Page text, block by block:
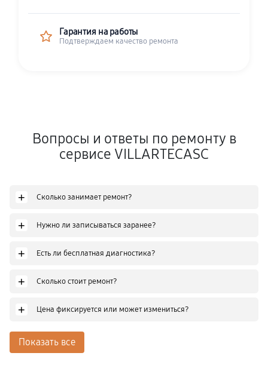
Гарантия на работы
Подтверждаем качество ремонта
Вопросы и ответы по ремонту в
сервисе VILLARTECASC
+ Сколько занимает ремонт?
+ Нужно ли записываться заранее?
+ Есть ли бесплатная диагностика?
+ Сколько стоит ремонт?
+ Цена фиксируется или может измениться?
Показать все